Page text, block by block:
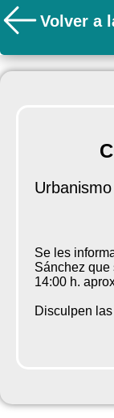
Volver a
Urbanismo
Se les
Sánchez que
14:00 h.
Disculpen